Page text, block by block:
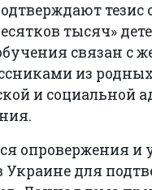
тезис
тысяч»
связан с
из
и социальной
опровержения и
Украине для